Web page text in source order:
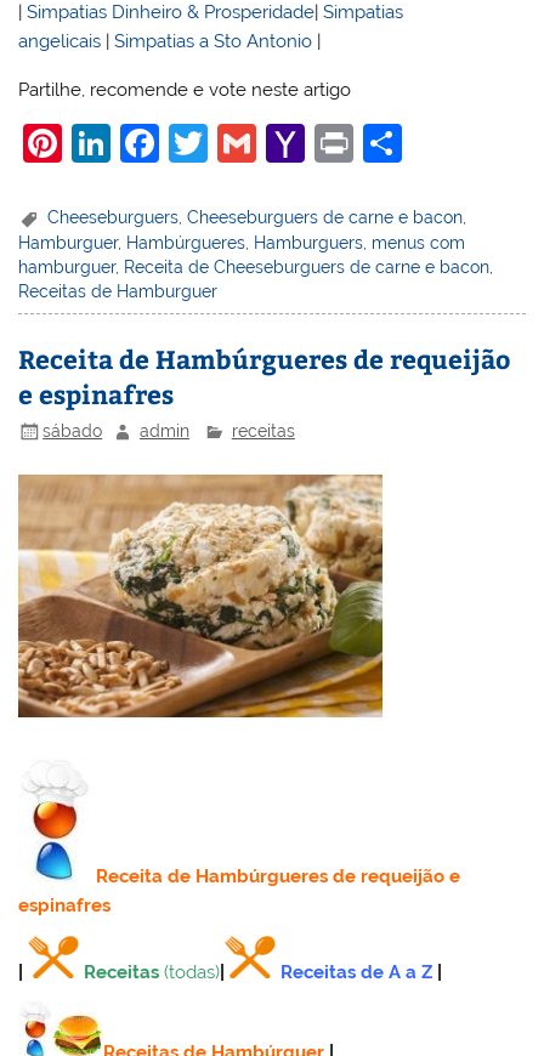
|Simpatias Dinheiro & Prosperidade |Simpatias
angelicais |Simpatias a Sto Antonio
Partilhe, recomende e vote neste artigo
Pi
er
e
st
Li
k
e
dI
n
F
c
e
b
o
k
T
itt
er
G
ai
l
Y
h
o
ai
Pr
t
ar
e
Cheeseburguers ,Cheeseburguers de carne e bacon
Hamburguer, Hambúrgueres, Hamburguers, menus com
hamburguer, Receita de Cheeseburguers de carne e bacon,
Receitas de Hamburguer
Receita de Hambúrgueres de requeijão
e espinafres
sábado admin receitas
Receitade Hambúrgueres de requeijão e
espinafres
Receitas (todas) Receitas de A a Z